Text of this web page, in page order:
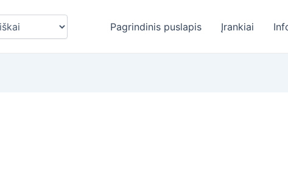
Pagrindinis puslapis Įrankiai